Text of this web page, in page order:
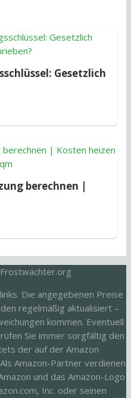
Gesetzlich
berechnen |
Die angegebenen Preise
regelmäßig aktualisiert –
kommen. Eventuell
Sie immer sorgfältig den
der auf der Amazon
Amazon-Partner verdienen
und das Amazon-Logo
Inc. oder seinen